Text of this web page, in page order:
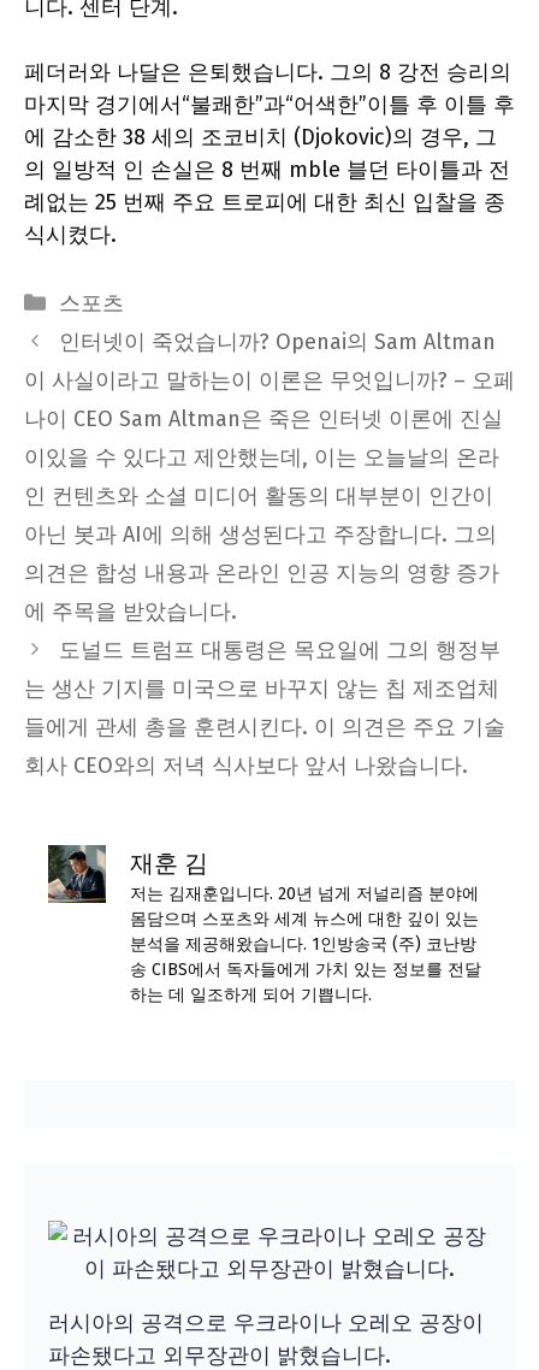
니다. 센터 단계.
페더러와 나달은 은퇴했습니다. 그의 8 강전 승리의
마지막 경기에서“불쾌한”과“어색한”이틀 후 이틀 후
에 감소한 38 세의 조코비치 (Djokovic)의 경우, 그
의 일방적 인 손실은 8 번째 mble 블던 타이틀과 전
례없는 25 번째 주요 트로피에 대한 최신 입찰을 종
식시켰다.
Categories
스포츠
인터넷이 죽었습니까? Openai의 Sam Altman
이 사실이라고 말하는이 이론은 무엇입니까? – 오페
나이 CEO Sam Altman은 죽은 인터넷 이론에 진실
이있을 수 있다고 제안했는데, 이는 오늘날의 온라
인 컨텐츠와 소셜 미디어 활동의 대부분이 인간이
아닌 봇과 AI에 의해 생성된다고 주장합니다. 그의
의견은 합성 내용과 온라인 인공 지능의 영향 증가
에 주목을 받았습니다.
도널드 트럼프 대통령은 목요일에 그의 행정부
는 생산 기지를 미국으로 바꾸지 않는 칩 제조업체
들에게 관세 총을 훈련시킨다. 이 의견은 주요 기술
회사 CEO와의 저녁 식사보다 앞서 나왔습니다.
재훈 김
저는 김재훈입니다. 20년 넘게 저널리즘 분야에
몸담으며 스포츠와 세계 뉴스에 대한 깊이 있는
분석을 제공해왔습니다. 1인방송국 (주) 코난방
송 CIBS에서 독자들에게 가치 있는 정보를 전달
하는 데 일조하게 되어 기쁩니다.
러시아의 공격으로 우크라이나 오레오 공장이
파손됐다고 외무장관이 밝혔습니다.